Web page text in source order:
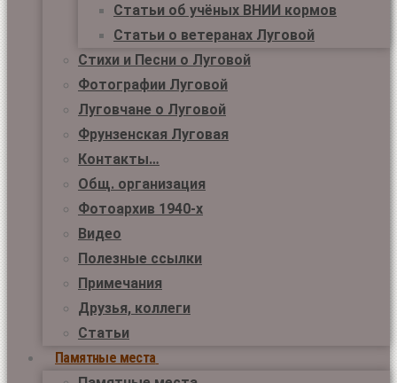
Статьи об учёных ВНИИ кормов
Статьи о ветеранах Луговой
Стихи и Песни о Луговой
Фотографии Луговой
Луговчане о Луговой
Фрунзенская Луговая
Контакты…
Общ. организация
Фотоархив 1940-х
Видео
Полезные ссылки
Примечания
Друзья, коллеги
Статьи
Памятные места